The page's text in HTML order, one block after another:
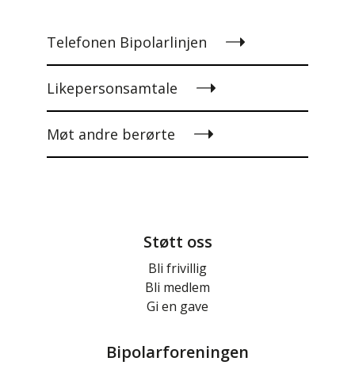
Telefonen Bipolarlinjen
Likepersonsamtale
Møt andre berørte
Støtt oss
Bli frivillig
Bli medlem
Gi en gave
Bipolarforeningen